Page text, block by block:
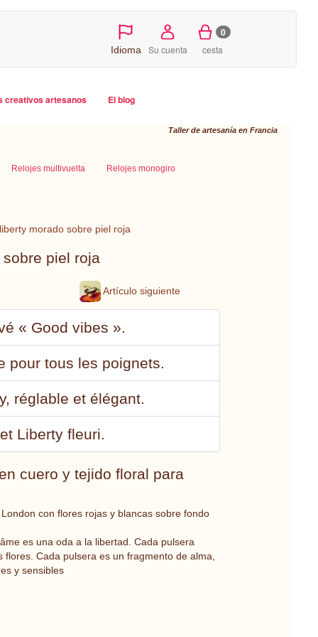
Idioma Su cuenta
0
cesta
creativos artesanos El blog
Taller de artesanía en Francia
Relojes multivuelta Relojes monogiro
morado sobre piel roja
piel roja
Artículo siguiente
« Good vibes ».
pour tous les poignets.
réglable et élégant.
Liberty fleuri.
cuero y tejido floral para
con flores rojas y blancas sobre fondo
es una oda a la libertad. Cada pulsera
Cada pulsera es un fragmento de alma,
y sensibles